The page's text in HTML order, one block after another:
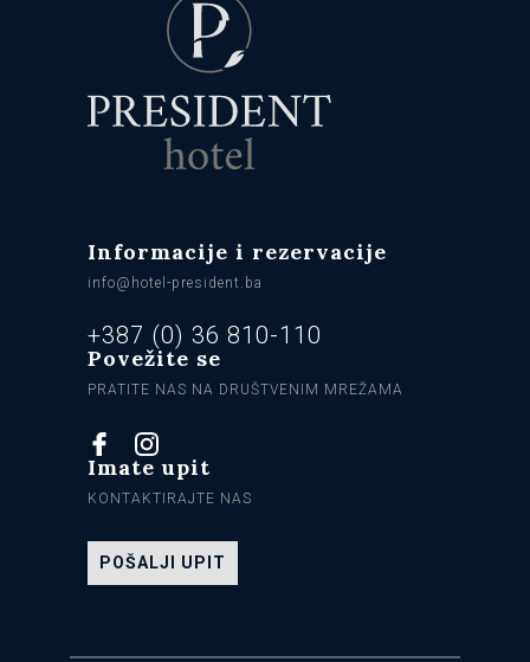
Informacije i rezervacije
info@hotel-president.ba
+387 (0) 36 810-110
Povežite se
PRATITE NAS NA DRUŠTVENIM MREŽAMA
Imate upit
KONTAKTIRAJTE NAS
POŠALJI UPIT